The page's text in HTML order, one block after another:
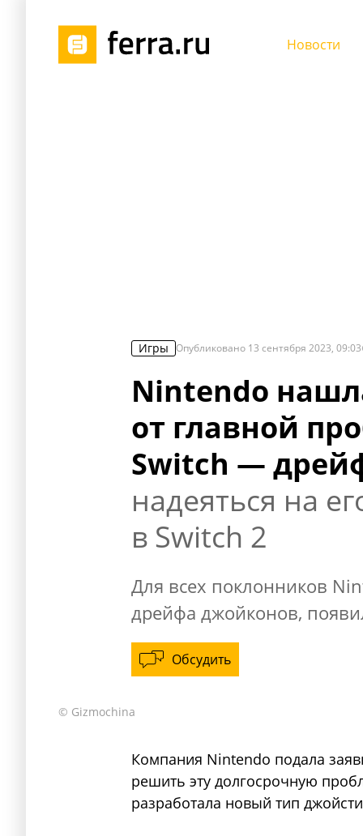
Новости
Игры Опубликовано 13 сентября 2023, 09:03
Nintendo
от главной
Switch —
надеяться на
в Switch 2
Для всех поклонников
дрейфа джойконов,
Обсудить
© Gizmochina
Компания Nintendo подала
решить эту долгосрочную
разработала новый тип